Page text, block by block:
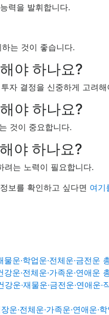
력을 발휘합니다.
는 것이 좋습니다.
야 하나요?
자 결정을 신중하게 고려
야 하나요?
것이 중요합니다.
야 하나요?
는 노력이 필요합니다.
보를 확인하고 싶다면 여기
운·학업운·전체운·금전
운·전체운·가족운·연애
운·재물운·금전운·연애
운·전체운·가족운·연애운